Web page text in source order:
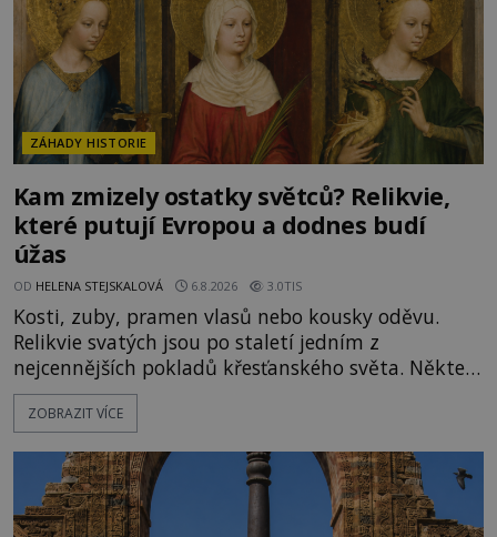
ZÁHADY HISTORIE
Kam zmizely ostatky světců? Relikvie,
které putují Evropou a dodnes budí
úžas
OD HELENA STEJSKALOVÁ 6.8.2026 3.0TIS
Kosti, zuby, pramen vlasů nebo kousky oděvu.
Relikvie svatých jsou po staletí jedním z
nejcennějších pokladů křesťanského světa. Některé
mají pečlivě doloženou historii, jiné provází
záhady, krádeže i nečekané objevy. Jejich osudy
o skutečné historické události. Ve středověké
Evropě mají relikvie mimořádnou hodnotu. Nejsou
jen předmětem úcty
ZOBRAZIT VÍCE